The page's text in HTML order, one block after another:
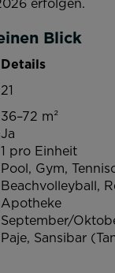
Blick
Details
21
36–72 m²
Ja
1 pro Einheit
Pool, Gym,
Beachvolleyball,
Apotheke
September/
Paje, Sansibar